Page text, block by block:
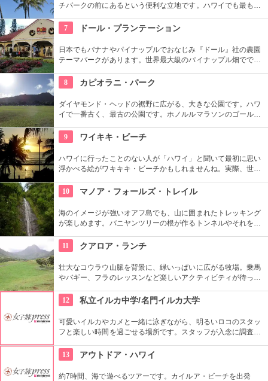
チパークの前にあるという便利な立地です。ハワイでも最も美
はバーベキューやピクニックをしている人も見られます。
7 ドール・プランテーション
日本でもバナナやパイナップルでおなじみ『ドール』社の農園
テーマパークがあります。世界最大級のパイナップル畑ででき
めるアトラクションがあります。カワイイお土産もいっぱい。
8 カピオラニ・パーク
ダイヤモンド・ヘッドの裾野に広がる、大きな公園です。ハワ
イで一番古く、最古の公園です。ホノルルマラソンのゴール地
て、クイーン・カピオラニの名前が冠せられました。
9 ワイキキ・ビーチ
ハワイに行ったことのない人が「ハワイ」と聞いて最初に思い
浮かべる絵がワキキキ・ビーチかもしれませんね。実際、世界
ド・ヘッドが広がるビーチを散策し、「ハワイに来た！」を実
感したいものですね。
10 マノア・フォールズ・トレイル
海のイメージが強いオアフ島でも、山に囲まれたトレッキング
が楽しめます。バニヤンツリーの根が作るトンネルやそれを囲
どころから聞こえる鳥の声。ハワイ固有の生物もたくさんいる
ので、ガイドツアーを申し込んでいろいろ教わるのもアリ。
11 クアロア・ランチ
壮大なコウラウ山脈を背景に、緑いっぱいに広がる牧場。乗馬
やバギー、フラのレッスンなど楽しいアクティビティが待って
ック・パーク』のロケ地としても知られ、ロケ地巡りのバスも
あります。
12 私立イルカ中学/名門イルカ大学
可愛いイルカやカメと一緒に泳ぎながら、明るいロコのスタッ
フと楽しい時間を過ごせる場所です。スタッフが入念に調査す
やフラなどの“授業”もあります。“卒業”時の達成感は一緒の思い
出になりそうですね。
13 アウトドア・ハワイ
約7時間、海で遊べるツアーです。カイルア・ビーチを出発